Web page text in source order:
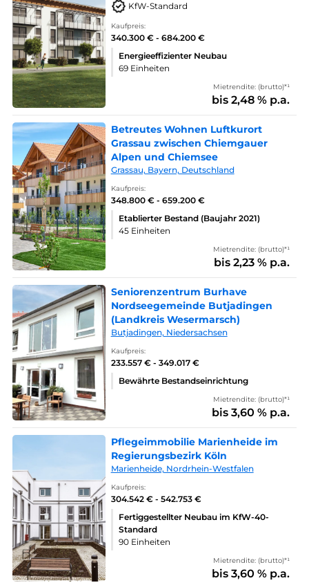
KfW-Standard
Kaufpreis:
340.300 € - 684.200 €
Energieeffizienter Neubau
69 Einheiten
Mietrendite: (brutto)*¹
bis 2,48 % p.a.
Betreutes Wohnen Luftkurort
Grassau zwischen Chiemgauer
Alpen und Chiemsee
Grassau, Bayern, Deutschland
Kaufpreis:
348.800 € - 659.200 €
Etablierter Bestand (Baujahr 2021)
45 Einheiten
Mietrendite: (brutto)*¹
bis 2,23 % p.a.
Seniorenzentrum Burhave
Nordseegemeinde Butjadingen
(Landkreis Wesermarsch)
Butjadingen, Niedersachsen
Kaufpreis:
233.557 € - 349.017 €
Bewährte Bestandseinrichtung
Mietrendite: (brutto)*¹
bis 3,60 % p.a.
Pflegeimmobilie Marienheide im
Regierungsbezirk Köln
Marienheide, Nordrhein-Westfalen
Kaufpreis:
304.542 € - 542.753 €
Fertiggestellter Neubau im KfW-40-
Standard
90 Einheiten
Mietrendite: (brutto)*¹
bis 3,60 % p.a.